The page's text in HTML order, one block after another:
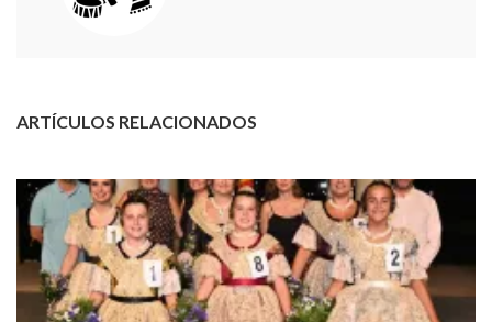
ARTÍCULOS RELACIONADOS